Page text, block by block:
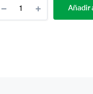
Placa
Pequeña
Añadir